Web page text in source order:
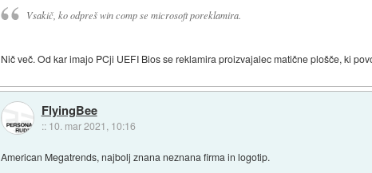
Vsakič, ko odpreš win comp se microsoft poreklamira.
Nič več. Od kar imajo PCji UEFI Bios se reklamira proizvajalec matične plošče, ki
FlyingBee
:: 10. mar 2021, 10:16
American Megatrends, najbolj znana neznana firma in logotip.